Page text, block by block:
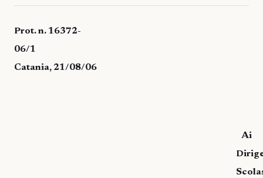
Prot. n. 16372-
06/1
Catania, 21/08/06
Ai